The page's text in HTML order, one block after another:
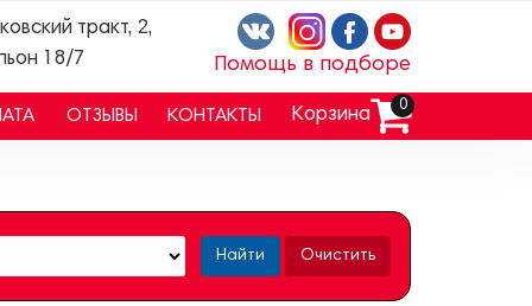
Помощь в подборе
тракт, 2,
18/7
ОТЗЫВЫ КОНТАКТЫ Корзина 0
Найти Очистить